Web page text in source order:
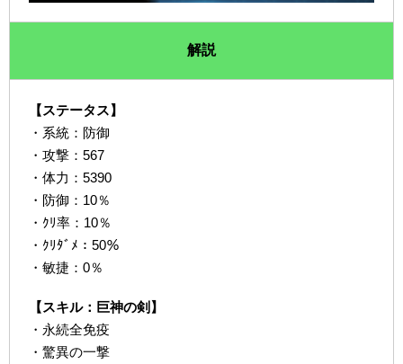
解説
【ステータス】
・系統：防御
・攻撃：567
・体力：5390
・防御：10％
・ｸﾘ率：10％
・ｸﾘﾀﾞﾒ：50％
・敏捷：0％
【スキル：巨神の剣】
・永続全免疫
・驚異の一撃